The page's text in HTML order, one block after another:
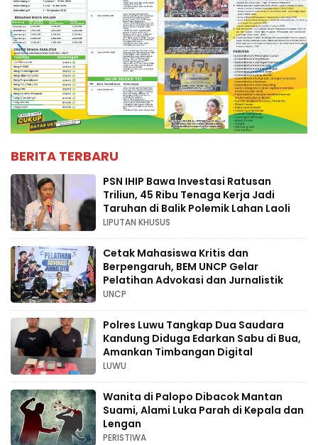
BERITA TERBARU
PSN IHIP Bawa Investasi Ratusan
Triliun, 45 Ribu Tenaga Kerja Jadi
Taruhan di Balik Polemik Lahan Laoli
LIPUTAN KHUSUS
Cetak Mahasiswa Kritis dan
Berpengaruh, BEM UNCP Gelar
Pelatihan Advokasi dan Jurnalistik
UNCP
Polres Luwu Tangkap Dua Saudara
Kandung Diduga Edarkan Sabu di Bua,
Amankan Timbangan Digital
LUWU
Wanita di Palopo Dibacok Mantan
Suami, Alami Luka Parah di Kepala dan
Lengan
PERISTIWA